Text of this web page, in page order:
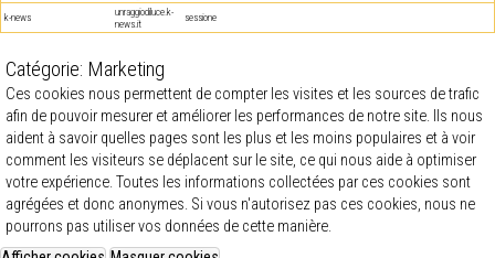
k-news
unraggiodiluce.k-
news.it
sessione
Catégorie: Marketing
Ces cookies nous permettent de compter les visites et les sources de trafic
afin de pouvoir mesurer et améliorer les performances de notre site. Ils nous
aident à savoir quelles pages sont les plus et les moins populaires et à voir
comment les visiteurs se déplacent sur le site, ce qui nous aide à optimiser
votre expérience. Toutes les informations collectées par ces cookies sont
agrégées et donc anonymes. Si vous n'autorisez pas ces cookies, nous ne
pourrons pas utiliser vos données de cette manière.